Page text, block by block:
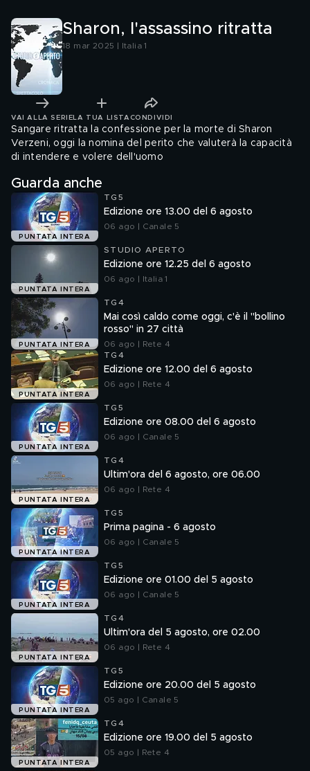
Sharon, l'assassino ritratta
18 mar 2025 | Italia 1
VAI ALLA SERIE LA TUA LISTA CONDIVIDI
Sangare ritratta la confessione per la morte di Sharon
Verzeni, oggi la nomina del perito che valuterà la capacità
di intendere e volere dell'uomo
Guarda anche
PUNTATA INTERA
TG5
Edizione ore 13.00 del 6 agosto
06 ago | Canale 5
PUNTATA INTERA
STUDIO APERTO
Edizione ore 12.25 del 6 agosto
06 ago | Italia 1
PUNTATA INTERA
TG4
Mai così caldo come oggi, c'è il "bollino
rosso" in 27 città
06 ago | Rete 4
PUNTATA INTERA
TG4
Edizione ore 12.00 del 6 agosto
06 ago | Rete 4
PUNTATA INTERA
TG5
Edizione ore 08.00 del 6 agosto
06 ago | Canale 5
PUNTATA INTERA
TG4
Ultim'ora del 6 agosto, ore 06.00
06 ago | Rete 4
PUNTATA INTERA
TG5
Prima pagina - 6 agosto
06 ago | Canale 5
PUNTATA INTERA
TG5
Edizione ore 01.00 del 5 agosto
06 ago | Canale 5
PUNTATA INTERA
TG4
Ultim'ora del 5 agosto, ore 02.00
06 ago | Rete 4
PUNTATA INTERA
TG5
Edizione ore 20.00 del 5 agosto
05 ago | Canale 5
PUNTATA INTERA
TG4
Edizione ore 19.00 del 5 agosto
05 ago | Rete 4